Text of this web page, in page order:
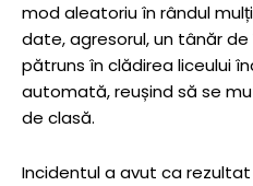
mod aleatoriu în rândul
date, agresorul, un tânăr de
pătruns în clădirea liceului
automată, reușind să se
de clasă.
Incidentul a avut ca